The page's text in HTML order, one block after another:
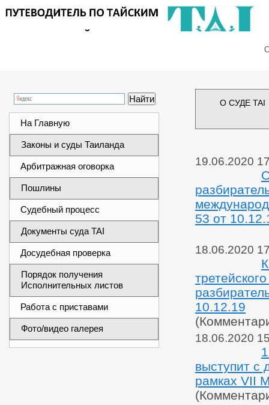
На Главную
Законы и суды Таиланда
Арбитражная оговорка
Пошлины
Судебный процесс
Документы суда TAI
Досудебная проверка
Порядок получения
Исполнительных листов
Работа с приставами
Фото/видео галерея
О СУДЕ TAI
19.06.2020
53 от
18.06.2020
10.12.19
18.06.2020
выступит с
рамках VII